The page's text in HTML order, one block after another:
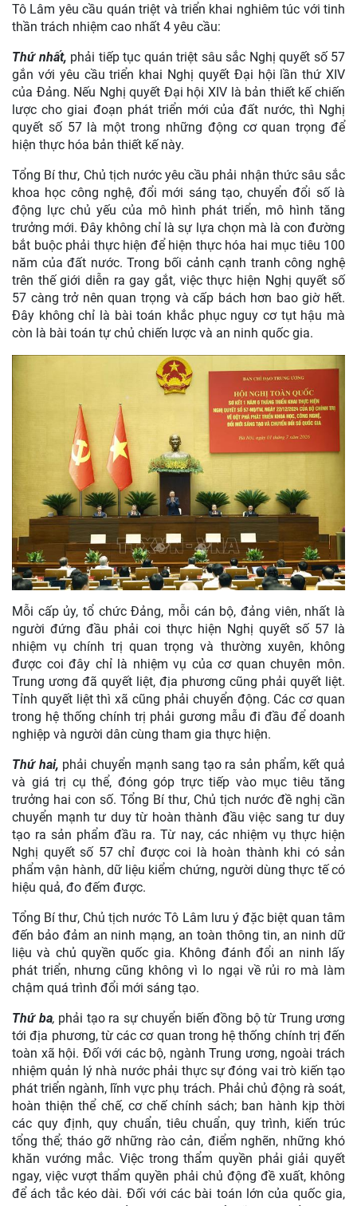
Tô Lâm yêu cầu quán triệt và triển khai nghiêm túc với tinh
thần trách nhiệm cao nhất 4 yêu cầu:
Thứ nhất, phải tiếp tục quán triệt sâu sắc Nghị quyết số 57
gắn với yêu cầu triển khai Nghị quyết Đại hội lần thứ XIV
của Đảng. Nếu Nghị quyết Đại hội XIV là bản thiết kế chiến
lược cho giai đoạn phát triển mới của đất nước, thì Nghị
quyết số 57 là một trong những động cơ quan trọng để
hiện thực hóa bản thiết kế này.
Tổng Bí thư, Chủ tịch nước yêu cầu phải nhận thức sâu sắc
khoa học công nghệ, đổi mới sáng tạo, chuyển đổi số là
động lực chủ yếu của mô hình phát triển, mô hình tăng
trưởng mới. Đây không chỉ là sự lựa chọn mà là con đường
bắt buộc phải thực hiện để hiện thực hóa hai mục tiêu 100
năm của đất nước. Trong bối cảnh cạnh tranh công nghệ
trên thế giới diễn ra gay gắt, việc thực hiện Nghị quyết số
57 càng trở nên quan trọng và cấp bách hơn bao giờ hết.
Đây không chỉ là bài toán khắc phục nguy cơ tụt hậu mà
còn là bài toán tự chủ chiến lược và an ninh quốc gia.
Mỗi cấp ủy, tổ chức Đảng, mỗi cán bộ, đảng viên, nhất là
người đứng đầu phải coi thực hiện Nghị quyết số 57 là
nhiệm vụ chính trị quan trọng và thường xuyên, không
được coi đây chỉ là nhiệm vụ của cơ quan chuyên môn.
Trung ương đã quyết liệt, địa phương cũng phải quyết liệt.
Tỉnh quyết liệt thì xã cũng phải chuyển động. Các cơ quan
trong hệ thống chính trị phải gương mẫu đi đầu để doanh
nghiệp và người dân cùng tham gia thực hiện.
Thứ hai, phải chuyển mạnh sang tạo ra sản phẩm, kết quả
và giá trị cụ thể, đóng góp trực tiếp vào mục tiêu tăng
trưởng hai con số. Tổng Bí thư, Chủ tịch nước đề nghị cần
chuyển mạnh tư duy từ hoàn thành đầu việc sang tư duy
tạo ra sản phẩm đầu ra. Từ nay, các nhiệm vụ thực hiện
Nghị quyết số 57 chỉ được coi là hoàn thành khi có sản
phẩm vận hành, dữ liệu kiểm chứng, người dùng thực tế có
hiệu quả, đo đếm được.
Tổng Bí thư, Chủ tịch nước Tô Lâm lưu ý đặc biệt quan tâm
đến bảo đảm an ninh mạng, an toàn thông tin, an ninh dữ
liệu và chủ quyền quốc gia. Không đánh đổi an ninh lấy
phát triển, nhưng cũng không vì lo ngại về rủi ro mà làm
chậm quá trình đổi mới sáng tạo.
Thứ ba, phải tạo ra sự chuyển biến đồng bộ từ Trung ương
tới địa phương, từ các cơ quan trong hệ thống chính trị đến
toàn xã hội. Đối với các bộ, ngành Trung ương, ngoài trách
nhiệm quản lý nhà nước phải thực sự đóng vai trò kiến tạo
phát triển ngành, lĩnh vực phụ trách. Phải chủ động rà soát,
hoàn thiện thể chế, cơ chế chính sách; ban hành kịp thời
các quy định, quy chuẩn, tiêu chuẩn, quy trình, kiến trúc
tổng thể; tháo gỡ những rào cản, điểm nghẽn, những khó
khăn vướng mắc. Việc trong thẩm quyền phải giải quyết
ngay, việc vượt thẩm quyền phải chủ động đề xuất, không
để ách tắc kéo dài. Đối với các bài toán lớn của quốc gia,